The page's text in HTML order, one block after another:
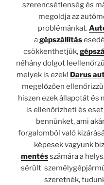
szerencsétlenség és
megoldja az
problémánkat.
agépszállítás
csökkenthetjük,
néhány dolgot
melyek is ezek! Darus
megelőzően
hiszen ezek állapotát és
is ellenőrizheti és
bennünket, ami
forgalomból való
képesek vagyunk
mentésszámára a
sérült
szeretnék,